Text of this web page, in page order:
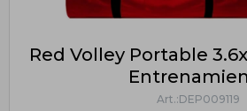
Red Volley Portable
DEP009119